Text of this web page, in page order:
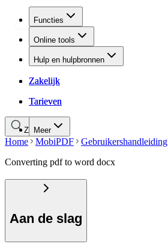
Functies
Online tools
Hulp en hulpbronnen
Zakelijk
Tarieven
Meer
Functies
Online tools
Hulp en hulpbronnen
Zakelijk
Tarieven
Zoeken
Home MobiPDF
Gebruikershandleiding
Converting pdf to word docx
Aan de slag